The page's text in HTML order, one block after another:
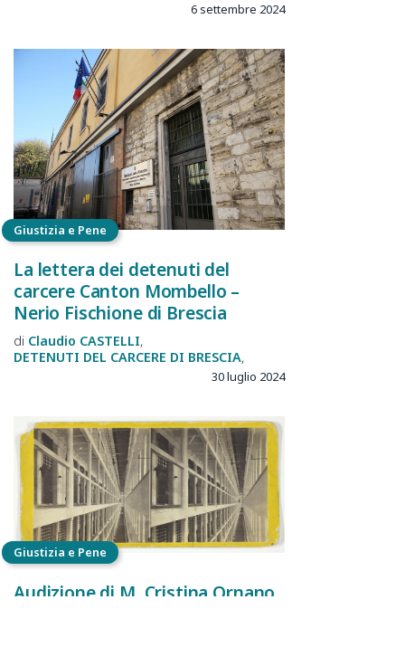
6 settembre 2024
Giustizia e Pene
La lettera dei detenuti del
carcere Canton Mombello –
Nerio Fischione di Brescia
Claudio CASTELLI
DETENUTI DEL CARCERE DI BRESCIA
30 luglio 2024
Giustizia e Pene
Audizione di M. Cristina Ornano